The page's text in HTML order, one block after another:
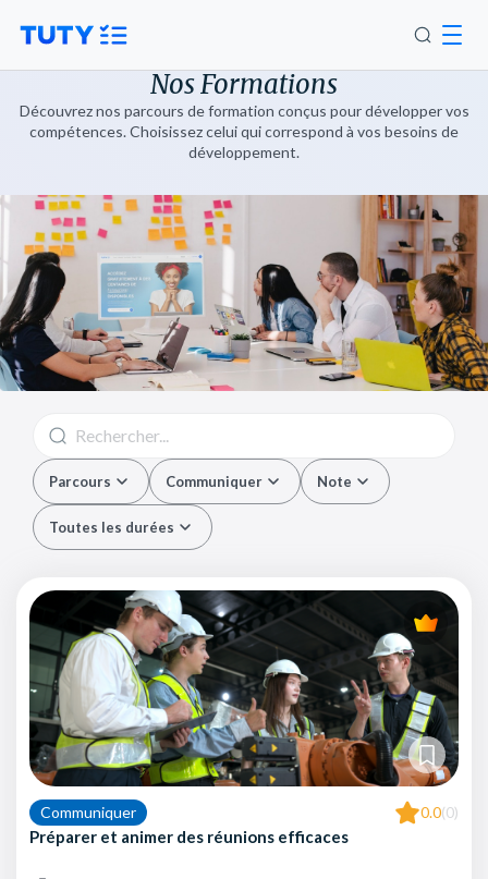
Nos Formations
Découvrez nos parcours de formation conçus pour développer vos
compétences. Choisissez celui qui correspond à vos besoins de
développement.
Parcours Communiquer Note
Toutes les durées
Communiquer 0.0(0)
Préparer et animer des réunions efficaces